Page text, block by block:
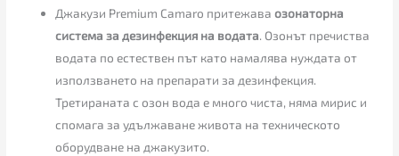
Джакузи Premium Camaro притежаваозонаторна
система за дезинфекция на водата. Озонът пречиства
водата по естествен път като намалява нуждата от
използването на препарати за дезинфекция.
Третираната с озон вода е много чиста, няма мирис и
спомага за удължаване живота на техническото
оборудване на джакузито.